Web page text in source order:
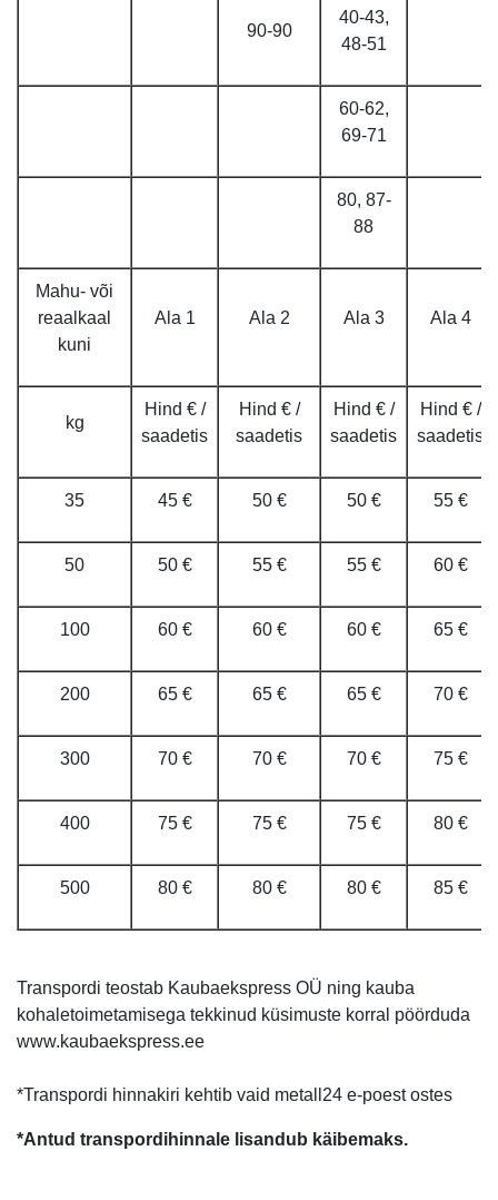
90-90
40-43,
48-51
60-62,
69-71
80, 87-
88
Mahu- või
reaalkaal
kuni
Ala 1 Ala 2 Ala 3 Ala 4
kg
Hind € /
saadetis
Hind € /
saadetis
Hind € /
saadetis
Hind € /
saadetis
35 45 € 50 € 50 € 55 €
50 50 € 55 € 55 € 60 €
100 60 € 60 € 60 € 65 €
200 65 € 65 € 65 € 70 €
300 70 € 70 € 70 € 75 €
400 75 € 75 € 75 € 80 €
500 80 € 80 € 80 € 85 €
Transpordi teostab Kaubaekspress OÜ ning kauba
kohaletoimetamisega tekkinud küsimuste korral pöörduda
www.kaubaekspress.ee
*Transpordi hinnakiri kehtib vaid metall24 e-poest ostes
*Antud transpordihinnale lisandub käibemaks.